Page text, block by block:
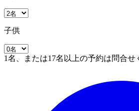
子供
1名、または17名以上の予約は問合せ